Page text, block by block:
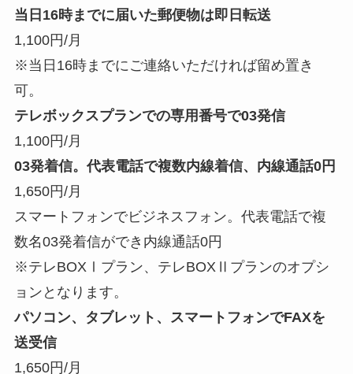
当日16時までに届いた郵便物は即日転送
1,100円/月
※当日16時までにご連絡いただければ留め置き
可。
テレボックスプランでの専用番号で03発信
1,100円/月
03発着信。代表電話で複数内線着信、内線通話0円
1,650円/月
スマートフォンでビジネスフォン。代表電話で複
数名03発着信ができ内線通話0円
※テレBOXⅠプラン、テレBOXⅡプランのオプシ
ョンとなります。
パソコン、タブレット、スマートフォンでFAXを
送受信
1,650円/月